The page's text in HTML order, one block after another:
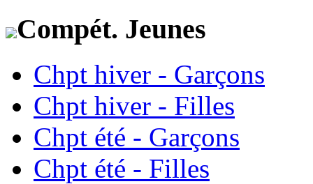
Compét. Jeunes
Chpt hiver - Garçons
Chpt hiver - Filles
Chpt été - Garçons
Chpt été - Filles